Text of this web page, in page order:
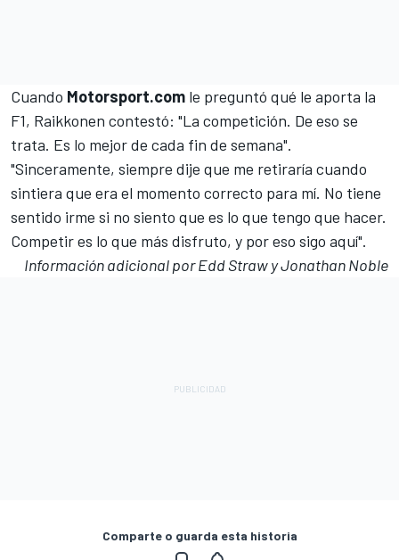
Cuando Motorsport.com le preguntó qué le aporta la
F1, Raikkonen contestó: "La competición. De eso se
trata. Es lo mejor de cada fin de semana".
"Sinceramente, siempre dije que me retiraría cuando
sintiera que era el momento correcto para mí. No tiene
sentido irme si no siento que es lo que tengo que hacer.
Competir es lo que más disfruto, y por eso sigo aquí".
Información adicional por Edd Straw y Jonathan Noble
Comparte o guarda esta historia